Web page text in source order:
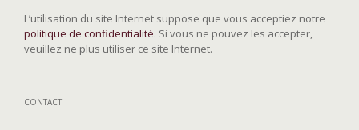
L’utilisation du site Internet suppose que vous acceptiez notre
politique de confidentialité. Si vous ne pouvez les accepter,
veuillez ne plus utiliser ce site Internet.
CONTACT